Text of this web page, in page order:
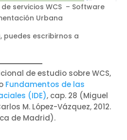
servicios WCS – Software
Urbana
puedes escribirnos a
de estudio sobre WCS,
Fundamentos de las
(IDE), cap. 28 (Miguel
M. López-Vázquez, 2012.
de Madrid).